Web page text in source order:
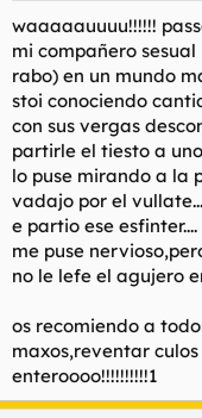
l
t
e
m
i
o
waaaaauuuu!!!!!!
mi compañero
rabo) en un mundo
stoi conociendo
con sus vergas
partirle el tiesto a
lo puse mirando a la
vadajo por el
e partio ese
me puse
no le lefe el agujero
os recomiendo a
maxos,reventar
enteroooo!!!!!!!!!!1